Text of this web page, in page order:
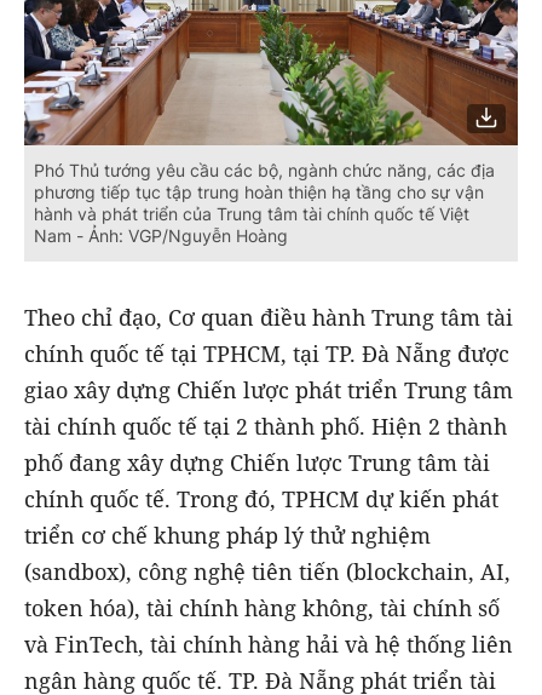
Phó Thủ tướng yêu cầu các bộ, ngành chức năng, các địa
phương tiếp tục tập trung hoàn thiện hạ tầng cho sự vận
hành và phát triển của Trung tâm tài chính quốc tế Việt
Nam - Ảnh: VGP/Nguyễn Hoàng
Theo chỉ đạo, Cơ quan điều hành Trung tâm tài
chính quốc tế tại TPHCM, tại TP. Đà Nẵng được
giao xây dựng Chiến lược phát triển Trung tâm
tài chính quốc tế tại 2 thành phố. Hiện 2 thành
phố đang xây dựng Chiến lược Trung tâm tài
chính quốc tế. Trong đó, TPHCM dự kiến phát
triển cơ chế khung pháp lý thử nghiệm
(sandbox), công nghệ tiên tiến (blockchain, AI,
token hóa), tài chính hàng không, tài chính số
và FinTech, tài chính hàng hải và hệ thống liên
ngân hàng quốc tế. TP. Đà Nẵng phát triển tài